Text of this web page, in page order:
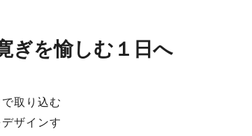
ぎを愉しむ１日へ
取り込む
ザインす